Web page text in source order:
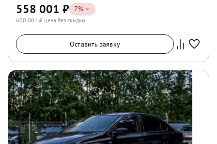
558 001 ₽ -7%
600 001 ₽ цена без скидки
Оставить заявку